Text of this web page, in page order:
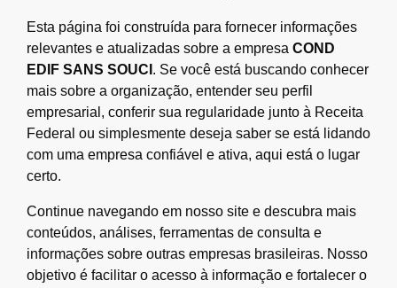
Esta página foi construída para fornecer informações
relevantes e atualizadas sobre a empresa COND
EDIF SANS SOUCI . Se você está buscando conhecer
mais sobre a organização, entender seu perfil
empresarial, conferir sua regularidade junto à Receita
Federal ou simplesmente deseja saber se está lidando
com uma empresa confiável e ativa, aqui está o lugar
certo.
Continue navegando em nosso site e descubra mais
conteúdos, análises, ferramentas de consulta e
informações sobre outras empresas brasileiras. Nosso
objetivo é facilitar o acesso à informação e fortalecer o